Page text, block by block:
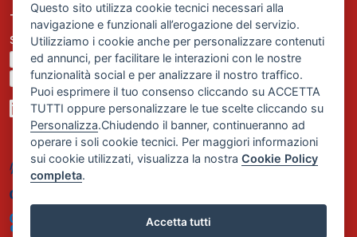
Questo sito utilizza cookie tecnici necessari alla
navigazione e funzionali all’erogazione del servizio.
Utilizziamo i cookie anche per personalizzare contenuti
ed annunci, per facilitare le interazioni con le nostre
funzionalità social e per analizzare il nostro traffico.
Puoi esprimere il tuo consenso cliccando su ACCETTA
TUTTI oppure personalizzare le tue scelte cliccando su
Personalizza.Chiudendo il banner, continueranno ad
operare i soli cookie tecnici. Per maggiori informazioni
sui cookie utilizzati, visualizza la nostraCookie Policy
completa.
Accetta tutti
Tel. +39 02 2838 1307
segreteria@comservizi.eu
Privacy Policy
Cookie Policy